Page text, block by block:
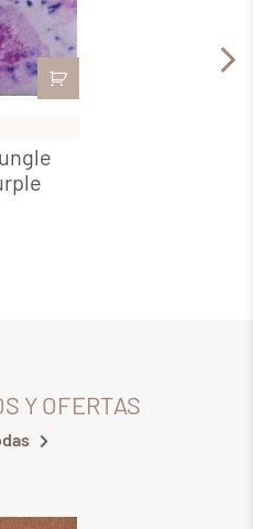
Y OFERTAS